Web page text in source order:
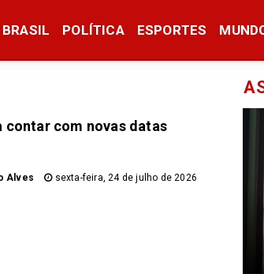
BRASIL POLÍTICA ESPORTES
contar com novas datas
Alves
sexta-feira, 24 de julho de 2026